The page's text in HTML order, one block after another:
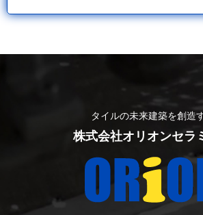
タイルの未来建築を創造
株式会社オリオンセラ